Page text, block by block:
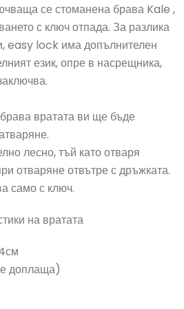
се стоманена брава Kale ,
с ключ отпада. За разлика
easy lock има допълнителен
език, опре в насрещника,
вратата ви ще бъде
лесно, тъй като отваря
отваряне отвътре с дръжката.
само с ключ.
на вратата
доплаща)